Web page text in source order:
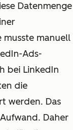
Datenmenge
musste manuell
Ads-
bei LinkedIn
die
werden. Das
Daher